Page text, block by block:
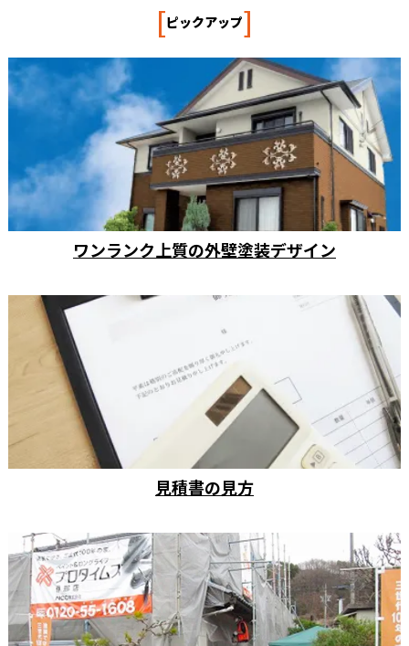
[ピックアップ]
ワンランク上質の外壁塗装デザイン
見積書の見方